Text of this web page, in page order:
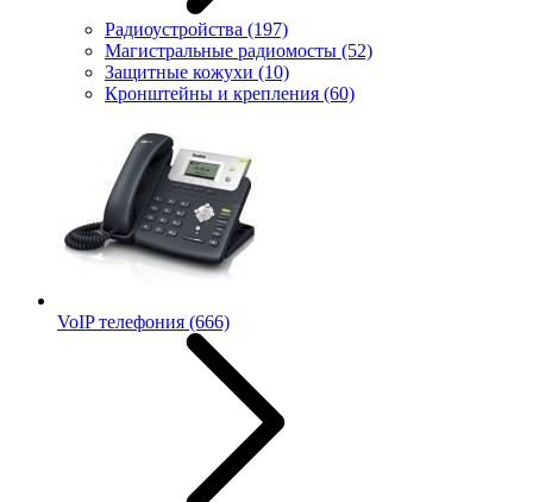
Радиоустройства (197)
Магистральные радиомосты (52)
Защитные кожухи (10)
Кронштейны и крепления (60)
VoIP телефония (666)